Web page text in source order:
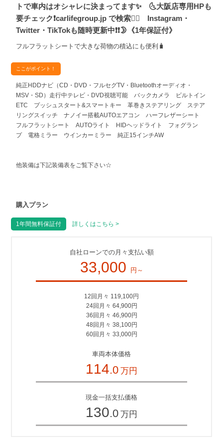
トで車内はオシャレに決まってます✨ 🌜大阪店専用HPも
要チェック❗carlifegroup.jp で検索🕵️‍♂️ Instagram・
Twitter・TikTokも随時更新中❗❗🌛《1年保証付》
フルフラットシートで大きな荷物の積込にも便利🧳
ここがポイント！
純正HDDナビ（CD・DVD・フルセグTV・Bluetoothオーディオ・
MSV・SD）走行中テレビ・DVD視聴可能 バックカメラ ビルトイン
ETC プッシュスタート&スマートキー 革巻きステアリング ステア
リングスイッチ ナノイー搭載AUTOエアコン ハーフレザーシート
フルフラットシート AUTOライト HIDヘッドライト フォグラン
プ 電格ミラー ウインカーミラー 純正15インチAW
他装備は下記装備表をご覧下さい☆
購入プラン
1年間無料保証付 詳しくはこちら >
自社ローンでの月々支払い額
33,000 円～
12回月々 119,100円
24回月々 64,900円
36回月々 46,900円
48回月々 38,100円
60回月々 33,000円
車両本体価格
114.0 万円
現金一括支払価格
130.0 万円